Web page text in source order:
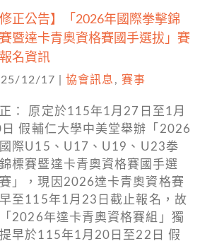
修正公告】「2026年國際拳擊錦
暨達卡青奧資格賽國手選拔」賽
名資訊
12/17 協會訊息 , 賽事
： 原定於115年1月27日至1月
假輔仁大學中美堂舉辦「2026
際U15、U17、U19、U23拳
標賽暨達卡青奧資格賽國手選
」，現因2026達卡青奧資格賽
至115年1月23日截止報名，故
2026年達卡青奧資格賽組」獨
早於115年1月20日至22日 假